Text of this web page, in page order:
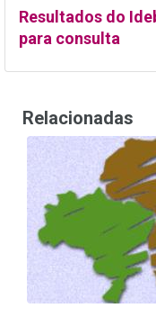
Resultados do
para consulta
Relacionadas